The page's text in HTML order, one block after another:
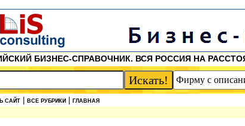
БИЗНЕС-СПРАВОЧНИК. ВСЯ РОССИЯ НА
САЙТ ВСЕ РУБРИКИ ГЛАВНАЯ